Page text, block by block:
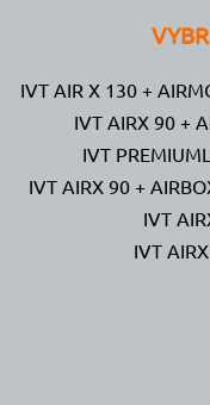
IVT AIR X 130 +
IVT AIRX 90 +
IVT
IVT AIRX 90 +
IVT
IVT